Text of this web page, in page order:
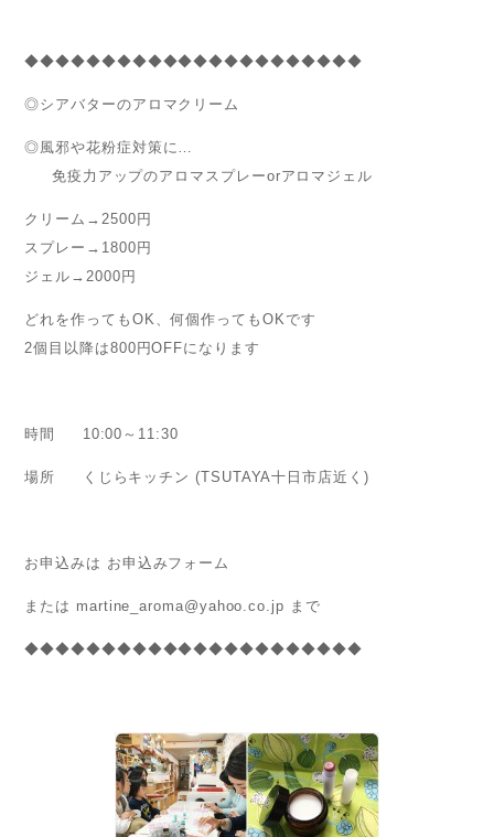
◆◆◆◆◆◆◆◆◆◆◆◆◆◆◆◆◆◆◆◆◆◆
◎シアバターのアロマクリーム
◎風邪や花粉症対策に…
免疫力アップのアロマスプレーorアロマジェル
クリーム→2500円
スプレー→1800円
ジェル→2000円
どれを作ってもOK、何個作ってもOKです
2個目以降は800円OFFになります
時間 10:00～11:30
場所 くじらキッチン (TSUTAYA十日市店近く)
お申込みは お申込みフォーム
または martine_aroma@yahoo.co.jp まで
◆◆◆◆◆◆◆◆◆◆◆◆◆◆◆◆◆◆◆◆◆◆